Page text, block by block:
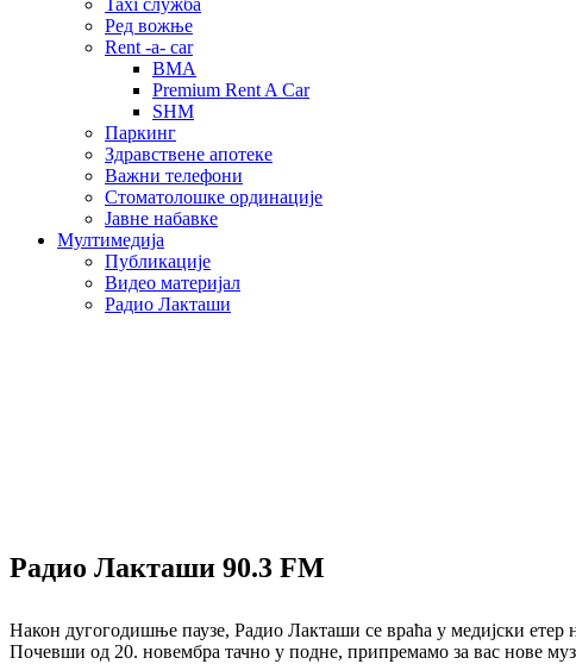
Taxi служба
Ред вожње
Rent -a- car
BMA
Premium Rent A Car
SHM
Паркинг
Здравствене апотеке
Важни телефони
Стоматолошке ординације
Јавне набавке
Мултимедија
Публикације
Видео материјал
Радио Лакташи
Радио Лакташи 90.3 FM
Након дугогодишње паузе, Радио Лакташи се враћа у медијски етер
Почевши од 20. новембра тачно у подне, припремамо за вас нове